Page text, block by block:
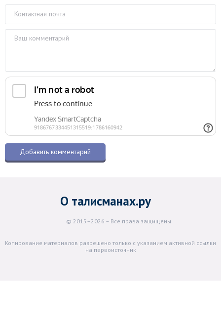
О талисманах.ру
© 2015–2026 – Все права защищены
Копирование материалов разрешено только с указанием активной ссылки
на первоисточник